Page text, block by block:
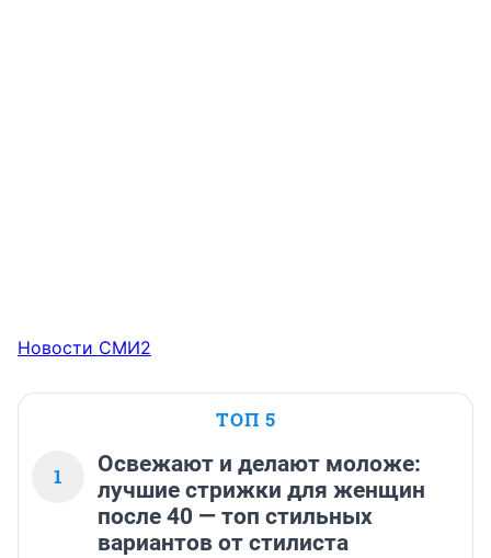
Новости СМИ2
ТОП 5
1
Освежают и делают моложе:
лучшие стрижки для женщин
после 40 — топ стильных
вариантов от стилиста